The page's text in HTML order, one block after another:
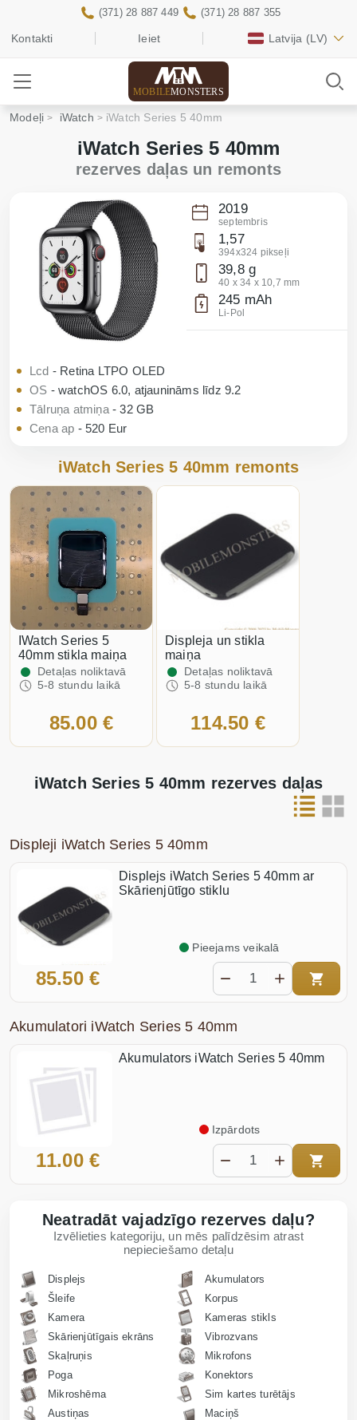
Kontakti Ieiet Latvija (LV)
(371) 28 887 449 (371) 28 887 355
MOBILEMONSTERS
Modeļi iWatch iWatch Series 5 40mm
iWatch Series 5 40mm
rezerves daļas un remonts
2019
septembris
1,57
394x324 pikseļi
39,8 g
40 x 34 x 10,7 mm
245 mAh
Li-Pol
Lcd - Retina LTPO OLED
OS - watchOS 6.0, atjaunināms līdz 9.2
Tālruņa atmiņa- 32 GB
Cena ap - 520 Eur
iWatch Series 5 40mm remonts
iWatch Series 5
40mm stikla maiņa
Detaļas noliktavā
5-8 stundu laikā
85.00 €
Displeja un stikla
maiņa
Detaļas noliktavā
5-8 stundu laikā
114.50 €
iWatch Series 5 40mm rezerves daļas
Displeji iWatch Series 5 40mm
Displejs iWatch Series 5 40mm ar
Skārienjūtīgo stiklu
85.50 €
Pieejams veikalā
Akumulatori iWatch Series 5 40mm
Akumulators iWatch Series 5 40mm
11.00 €
Izpārdots
Neatradāt vajadzīgo rezerves daļu?
Izvēlieties kategoriju, un mēs palīdzēsim atrast
nepieciešamo detaļu
Displejs
Akumulators
Šleife
Korpus
Kamera
Kameras stikls
Skārienjūtīgais ekrāns
Vibrozvans
Skaļruņis
Mikrofons
Poga
Konektors
Mikroshēma
Sim kartes turētājs
Austiņas
Maciņš